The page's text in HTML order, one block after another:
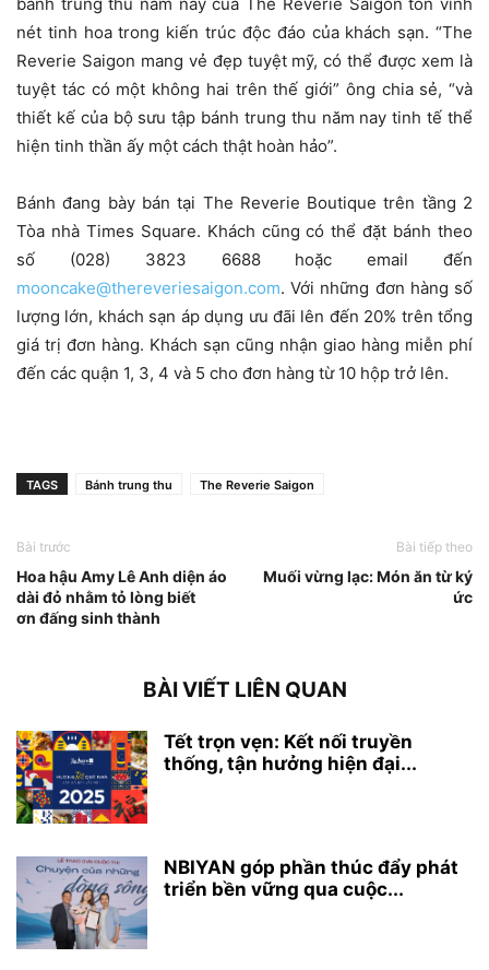
bánh trung thu năm nay của The Reverie Saigon tôn vinh
nét tinh hoa trong kiến trúc độc đáo của khách sạn. “The
Reverie Saigon mang vẻ đẹp tuyệt mỹ, có thể được xem là
tuyệt tác có một không hai trên thế giới” ông chia sẻ, “và
thiết kế của bộ sưu tập bánh trung thu năm nay tinh tế thể
hiện tinh thần ấy một cách thật hoàn hảo”.
Bánh đang bày bán tại The Reverie Boutique trên tầng 2
Tòa nhà Times Square. Khách cũng có thể đặt bánh theo
số (028) 3823 6688 hoặc email đến
mooncake@thereveriesaigon.com. Với những đơn hàng số
lượng lớn, khách sạn áp dụng ưu đãi lên đến 20% trên tổng
giá trị đơn hàng. Khách sạn cũng nhận giao hàng miễn phí
đến các quận 1, 3, 4 và 5 cho đơn hàng từ 10 hộp trở lên.
TAGS Bánh trung thu The Reverie Saigon
Bài trước
Hoa hậu Amy Lê Anh diện áo
dài đỏ nhằm tỏ lòng biết
ơn đấng sinh thành
Bài tiếp theo
Muối vừng lạc: Món ăn từ ký
ức
BÀI VIẾT LIÊN QUAN
Tết trọn vẹn: Kết nối truyền
thống, tận hưởng hiện đại...
NBIYAN góp phần thúc đẩy phát
triển bền vững qua cuộc...